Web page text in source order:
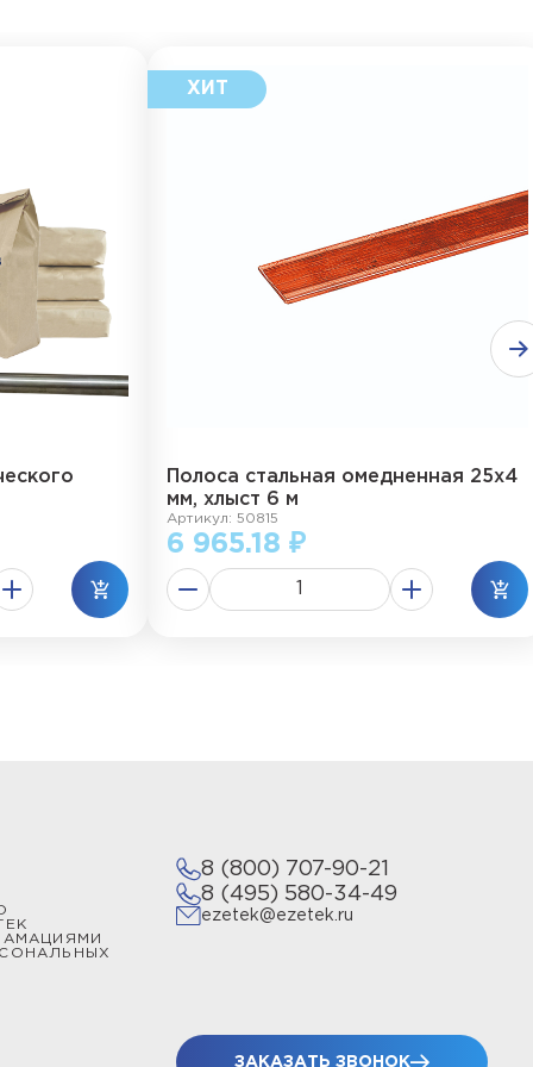
Полоса стальная омедненная 25х4
мм, хлыст 6 м
Артикул: 50815
6 965.18 ₽
8 (800) 707-90-21
8 (495) 580-34-49
ezetek@ezetek.ru
ЗАКАЗАТЬ ЗВОНОК